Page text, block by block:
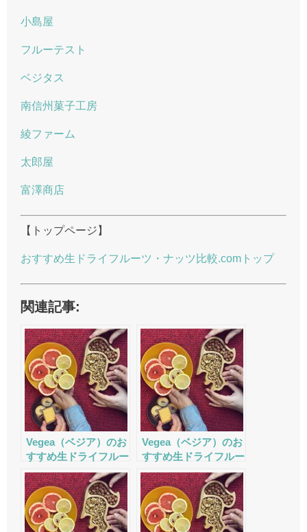
小島屋
フルーテスト
ベジタス
南信州菓子工房
綾ファーム
太郎屋
富澤商店
【トップページ】
おすすめ生ドライフルーツ・ナッツ比較.comトップ
関連記事:
Vegea（ベジア）のお
すすめ生ドライフルー
ツ・ナッツの評判・口
コミ・サービスをチェ
ック
Vegea（ベジア）のお
すすめ生ドライフルー
ツ・ナッツの評判・口
コミ・サービスをチェ
ック